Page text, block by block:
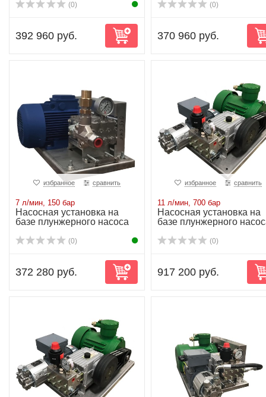
(0)
392 960 руб.
(0)
370 960 руб.
избранное сравнить
7 л/мин, 150 бар
Насосная установка на
базе плунжерного насоса
(0)
372 280 руб.
избранное сравнить
11 л/мин, 700 бар
Насосная установка на
базе плунжерного
(0)
917 200 руб.